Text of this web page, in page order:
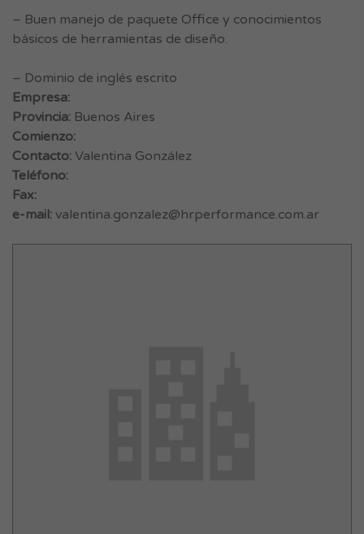
– Buen manejo de paquete Office y conocimientos
básicos de herramientas de diseño.
– Dominio de inglés escrito
Empresa:
Provincia: Buenos Aires
Comienzo:
Contacto: Valentina González
Teléfono:
Fax:
e-mail: valentina.gonzalez@hrperformance.com.ar